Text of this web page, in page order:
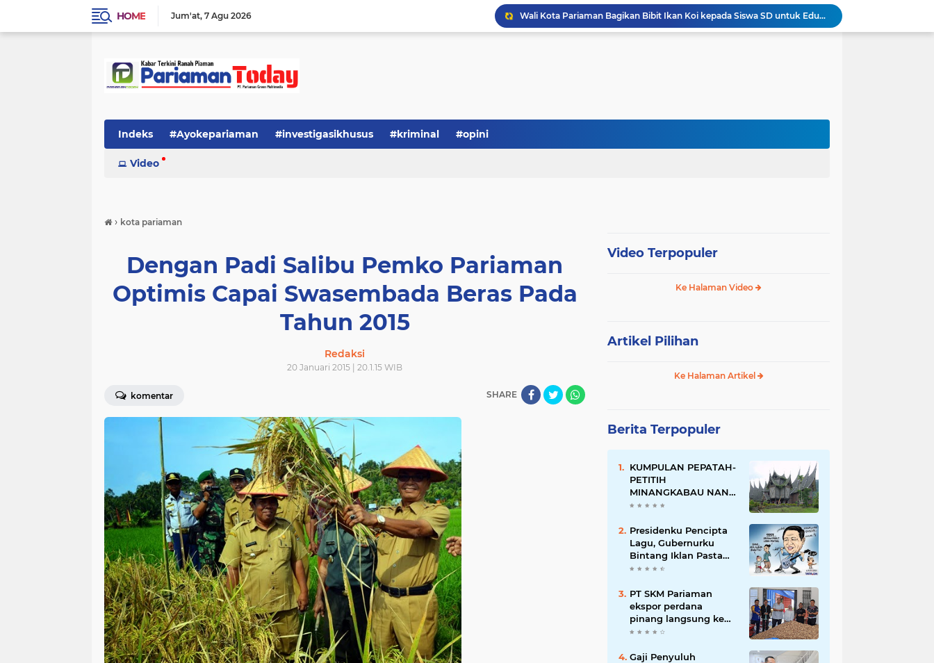
HOME Jum'at 7 Agu 2026
Wali Kota Pariaman Bagikan Bibit Ikan Koi kepada Siswa SD untuk Edukasi Perikanan
Wali Kota Pariaman Salurkan Bantuan bagi Korban Pohon Tumbang, Rumah Rusak Berat Akan Dibedah
Wali Kota Pariaman Lepas Kontingen Pramuka ke Jambore Nasional XII di Cibubur
Indeks #Ayokepariaman #investigasikhusus #kriminal #opini
Video
› kota pariaman
Dengan Padi Salibu Pemko Pariaman
Optimis Capai Swasembada Beras Pada
Tahun 2015
Redaksi
20 Januari 2015 | 20.1.15 WIB
komentar SHARE
Video Terpopuler
Ke Halaman Video
Artikel Pilihan
Ke Halaman Artikel
Berita Terpopuler
KUMPULAN PEPATAH-
PETITIH
MINANGKABAU NAN
ELOK
Presidenku Pencipta
Lagu, Gubernurku
Bintang Iklan Pasta
Gigi
PT SKM Pariaman
ekspor perdana
pinang langsung ke
India
Gaji Penyuluh